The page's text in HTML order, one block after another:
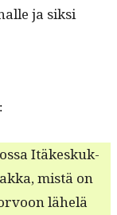
ja sik­si
Itäkeskuk­
mis­tä on
lähelä